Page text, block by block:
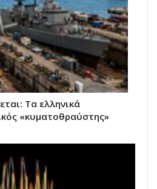
Τα ελληνικά
«κυματοθραύστης»